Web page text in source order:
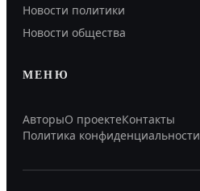
Новости политики
Новости общества
МЕНЮ
АвторыО проектеКонтакты
Политика конфиденциальности